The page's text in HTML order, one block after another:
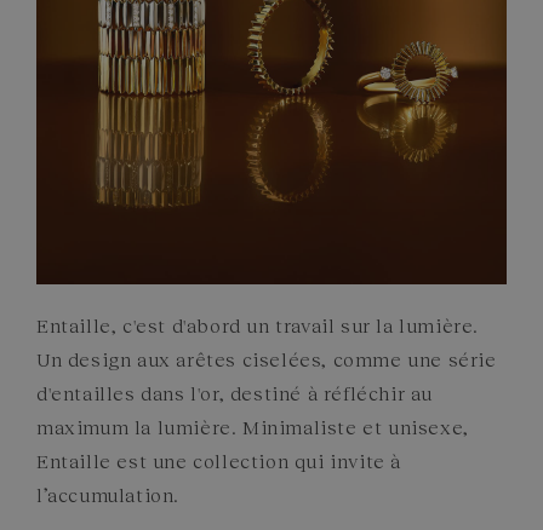
Entaille, c'est d'abord un travail sur la lumière.
Un design aux arêtes ciselées, comme une série
d'entailles dans l'or, destiné à réfléchir au
maximum la lumière. Minimaliste et unisexe,
Entaille est une collection qui invite à
l’accumulation.